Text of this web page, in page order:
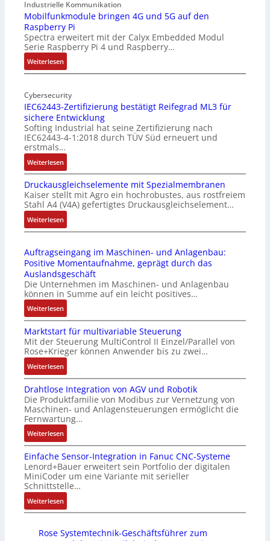
9
-
Z
o
l
l
-
n
d
u
s
t
r
i
e
-
P
C
l
ä
s
t
s
i
c
h
f
l
e
x
i
b
e
l
f
ü
r
i
e
A
n
w
n
Industrielle Kommunikation
Mobilfunkmodule bringen 4G und 5G auf den
Raspberry Pi
Spectra erweitert mit der Calyx Embedded Modul
Serie Raspberry Pi 4 und Raspberry…
Weiterlesen:
M
b
i
l
f
u
n
k
m
o
d
u
l
e
r
i
n
g
e
n
G
u
n
d
5
G
a
u
d
n
R
a
p
e
Cybersecurity
IEC62443-Zertifizierung bestätigt Reifegrad ML3 für
sichere Entwicklung
Softing Industrial hat seine Zertifizierung nach
IEC62443-4-1:2018 durch TÜV Süd erneuert und
erstmals…
Weiterlesen:
I
E
6
2
4
3
-
Z
e
r
t
i
f
i
z
i
e
u
n
g
b
e
s
t
ä
t
i
t
Druckausgleichselemente mit Spezialmembranen
Kaiser stellt mit Agro ein hochrobustes, aus rostfreiem
Stahl A4 (V4A) gefertigtes Druckausgleichselement…
Weiterlesen:
D
u
c
k
a
u
s
g
l
e
i
c
h
e
l
e
m
e
n
t
e
m
i
S
Auftragseingang im Maschinen- und Anlagenbau:
Positive Momentaufnahme, geprägt durch das
Auslandsgeschäft
Die Unternehmen im Maschinen- und Anlagenbau
können in Summe auf ein leicht positives…
Weiterlesen:
A
u
f
t
r
a
g
s
e
i
n
g
a
n
g
i
m
M
s
Marktstart für multivariable Steuerung
Mit der Steuerung MultiControl II Einzel/Parallel von
Rose+Krieger können Anwender bis zu zwei…
Weiterlesen:
M
a
r
k
t
s
t
a
r
t
f
ü
r
u
Drahtlose Integration von AGV und Robotik
Die Produktfamilie von Modibus zur Vernetzung von
Maschinen- und Anlagensteuerungen ermöglicht die
Fernwartung…
Weiterlesen:
D
r
a
h
t
l
o
e
Einfache Sensor-Integration in Fanuc CNC-Systeme
Lenord+Bauer erweitert sein Portfolio der digitalen
MiniCoder um eine Variante mit serieller
Schnittstelle…
Weiterlesen:
E
n
Rose Systemtechnik-Geschäftsführer zum